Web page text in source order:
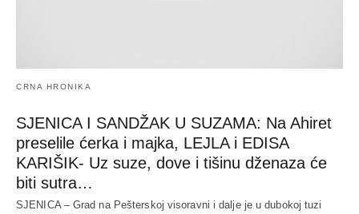
CRNA HRONIKA
SJENICA I SANDŽAK U SUZAMA: Na Ahiret
preselile ćerka i majka, LEJLA i EDISA
KARIŠIK- Uz suze, dove i tišinu dženaza će
biti sutra…
SJENICA – Grad na Pešterskoj visoravni i dalje je u dubokoj tuzi